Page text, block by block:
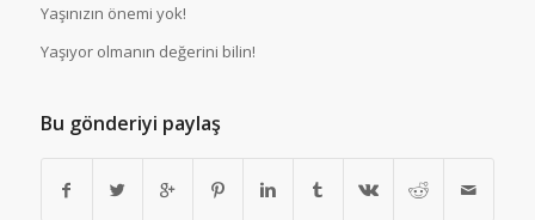
Yaşınızın önemi yok!
Yaşıyor olmanın değerini bilin!
Bu gönderiyi paylaş